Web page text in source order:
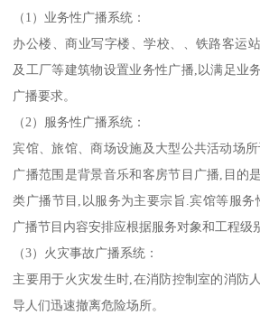
（1）业务性广播系统：
办公楼、商业写字楼、学校、、铁路客运
及工厂等建筑物设置业务性广播,以满足业
广播要求。
（2）服务性广播系统：
宾馆、旅馆、商场设施及大型公共活动场
广播范围是背景音乐和客房节目广播,目的
类广播节目,以服务为主要宗旨.宾馆等服务
广播节目内容安排应根据服务对象和工程级
（3）火灾事故广播系统：
主要用于火灾发生时,在消防控制室的消防
导人们迅速撤离危险场所。